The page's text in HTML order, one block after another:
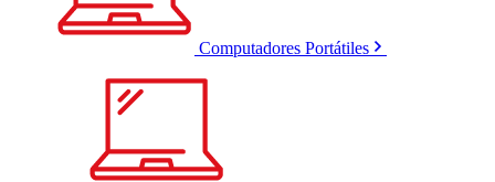
Computadores Portátiles